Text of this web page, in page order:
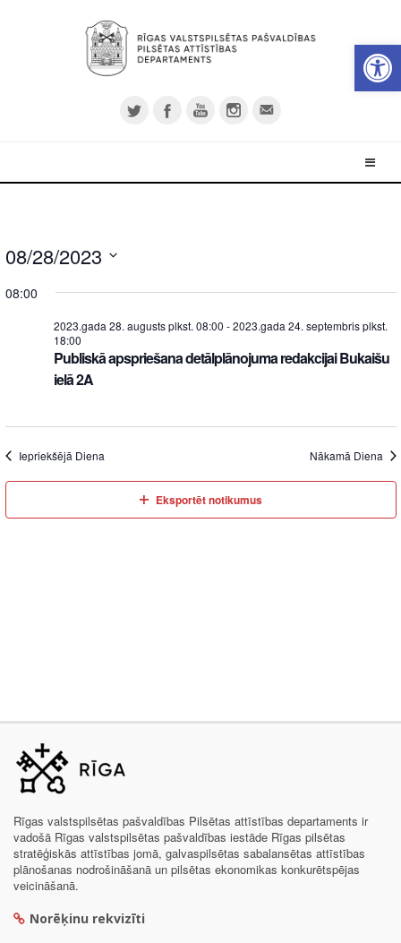
08/28/2023
date.
08:00
2023.gada 28. augusts plkst. 08:00 -2023.gada 24. septembris plkst.
18:00
Publiskā apspriešana detālplānojuma redakcijai Bukaišu
ielā 2A
Iepriekšējā Diena Nākamā Diena
Eksportēt notikumus
Rīgas valstspilsētas pašvaldības Pilsētas attīstības departaments ir
vadošā Rīgas valstspilsētas pašvaldības iestāde Rīgas pilsētas
stratēģiskās attīstības jomā, galvaspilsētas sabalansētas attīstības
plānošanas nodrošināšanā un pilsētas ekonomikas konkurētspējas
veicināšanā.
Norēķinu rekvizīti